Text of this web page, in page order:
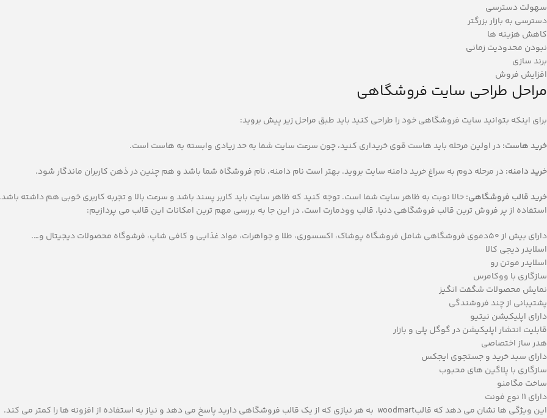
سهولت دسترسی
دسترسی به بازار بزرگتر
کاهش هزینه ها
نبودن محدودیت زمانی
برند سازی
افزایش فروش
مراحل طراحی سایت فروشگاهی
برای اینکه بتوانید سایت فروشگاهی خود را طراحی کنید باید طبق مراحل زیر پیش بروید:
خرید هاست: در اولین مرحله باید هاست قوی خریداری کنید، چون سرعت سایت شما به حد زیادی وابسته به هاست است.
خرید دامنه: در مرحله دوم به سراغ خرید دامنه سایت بروید. بهتر است نام دامنه، نام فروشگاه شما باشد و هم چنین در ذهن کاربران ماندگار شود.
خرید قالب فروشگاهی:حالا نوبت به ظاهر سایت شما است. توجه کنید که ظاهر سایت باید کاربر پسند باشد و سرعت بالا و تجربه کاربری خوبی هم داشته
استفاده از پر فروش ترین قالب فروشگاهی دنیا، قالب وودمارت است. در این جا به بررسی مهم ترین امکانات این قالب می پردازیم:
دارای بیش از 50دموی فروشگاهی شامل فروشگاه پوشاک، اکسسوری، طلا و جواهرات، مواد غذایی و کافی شاپ، فرشوگاه محصولات دیجیتال و….
اسلایدر دیجی کالا
اسلایدر موتن رو
سازگاری با ووکامرس
نمایش محصولات شگفت انگیز
پشتیبانی از چند فروشندگی
دارای اپلیکیشن نیتیو
قابلیت انتشار اپلیکیشن در گوگل پلی و بازار
هدر ساز اختصاصی
دارای سبد خرید و جستجوی ایجکس
سازگاری با پلاگین های محبوب
ساخت مگامنو
دارای 11 نوع فونت
این ویژگی ها نشان می دهد که قالبwoodmart به هر نیازی که از یک قالب فروشگاهی دارید پاسخ می دهد و نیاز به استفاده از افزونه ها را کمتر می کند.